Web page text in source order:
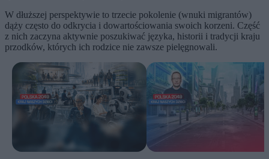
W dłuższej perspektywie to trzecie pokolenie (wnuki migrantów)
dąży często do odkrycia i dowartościowania swoich korzeni. Część
z nich zaczyna aktywnie poszukiwać języka, historii i tradycji kraju
przodków, których ich rodzice nie zawsze pielęgnowali.